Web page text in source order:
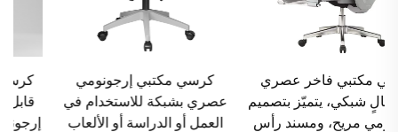
كرسي مكتبي إرجونومي
عصري بشبكة للاستخدام في
العمل أو الدراسة أو الألعاب
كرسي مكتبي شبكي عصري
قابل للتعديل الارتفاع، تصميم
إرجونومي، ظهر من نسيج مربّع